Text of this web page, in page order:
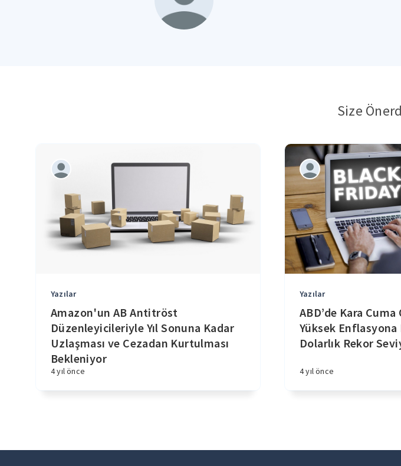
Size
Yazılar
Amazon'un AB Antitröst
Düzenleyicileriyle Yıl Sonuna Kadar
Uzlaşması ve Cezadan Kurtulması
Bekleniyor
4 yıl önce
Yazılar
ABD’de Kara Cuma
Yüksek
Dolarlık Rekor
4 yıl önce